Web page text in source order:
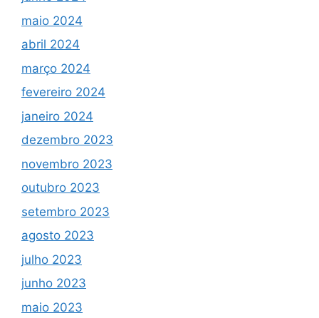
maio 2024
abril 2024
março 2024
fevereiro 2024
janeiro 2024
dezembro 2023
novembro 2023
outubro 2023
setembro 2023
agosto 2023
julho 2023
junho 2023
maio 2023